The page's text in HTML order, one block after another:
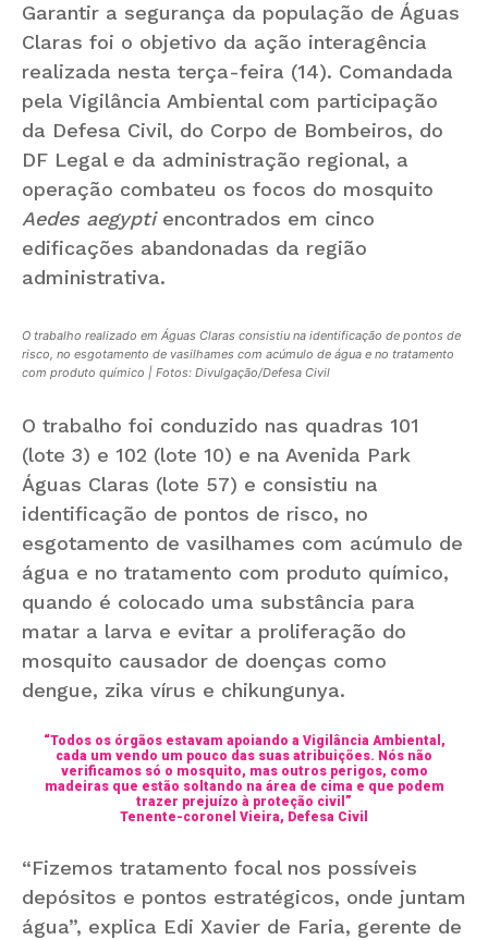
Garantir a segurança da população de Águas
Claras foi o objetivo da ação interagência
realizada nesta terça-feira (14). Comandada
pela Vigilância Ambiental com participação
da Defesa Civil, do Corpo de Bombeiros, do
DF Legal e da administração regional, a
operação combateu os focos do mosquito
Aedes aegyptiencontrados em cinco
edificações abandonadas da região
administrativa.
O trabalho realizado em Águas Claras consistiu na identificação de pontos de
risco, no esgotamento de vasilhames com acúmulo de água e no tratamento
com produto químico | Fotos: Divulgação/Defesa Civil
O trabalho foi conduzido nas quadras 101
(lote 3) e 102 (lote 10) e na Avenida Park
Águas Claras (lote 57) e consistiu na
identificação de pontos de risco, no
esgotamento de vasilhames com acúmulo de
água e no tratamento com produto químico,
quando é colocado uma substância para
matar a larva e evitar a proliferação do
mosquito causador de doenças como
dengue, zika vírus e chikungunya.
“Todos os órgãos estavam apoiando a Vigilância Ambiental,
cada um vendo um pouco das suas atribuições. Nós não
verificamos só o mosquito, mas outros perigos, como
madeiras que estão soltando na área de cima e que podem
trazer prejuízo à proteção civil”
Tenente-coronel Vieira, Defesa Civil
“Fizemos tratamento focal nos possíveis
depósitos e pontos estratégicos, onde juntam
água”, explica Edi Xavier de Faria, gerente de